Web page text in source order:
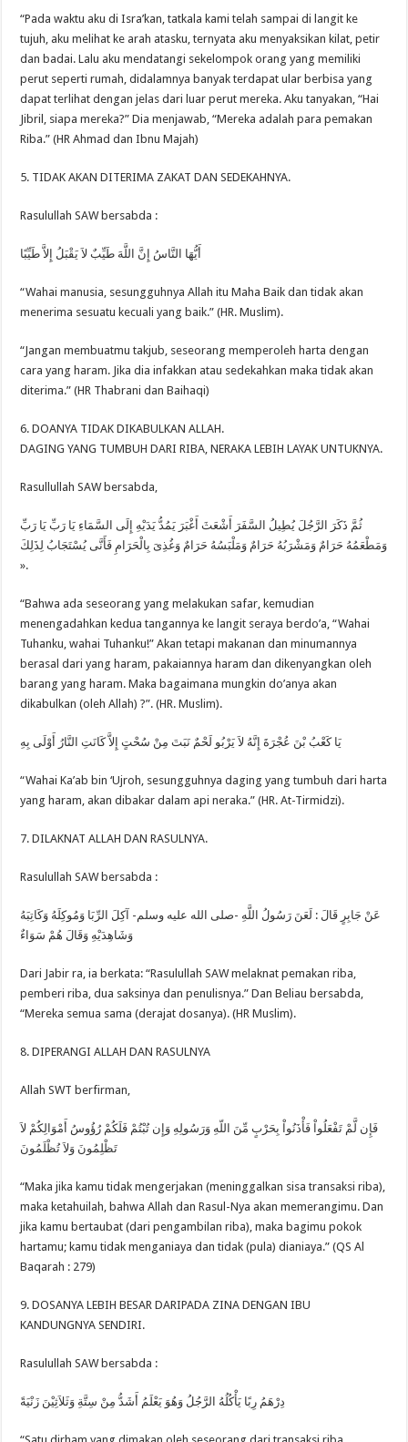
“Pada waktu aku di Isra’kan, tatkala kami telah sampai di langit ke
tujuh, aku melihat ke arah atasku, ternyata aku menyaksikan kilat, petir
dan badai. Lalu aku mendatangi sekelompok orang yang memiliki
perut seperti rumah, didalamnya banyak terdapat ular berbisa yang
dapat terlihat dengan jelas dari luar perut mereka. Aku tanyakan, “Hai
Jibril, siapa mereka?” Dia menjawab, “Mereka adalah para pemakan
Riba.” (HR Ahmad dan Ibnu Majah)
5. TIDAK AKAN DITERIMA ZAKAT DAN SEDEKAHNYA.
Rasulullah SAW bersabda :
أَيُّهَا النَّاسُ إِنَّ اللَّهَ طَيِّبٌ لاَ يَقْبَلُ إِلاَّ طَيِّبًا
“Wahai manusia, sesungguhnya Allah itu Maha Baik dan tidak akan
menerima sesuatu kecuali yang baik.” (HR. Muslim).
“Jangan membuatmu takjub, seseorang memperoleh harta dengan
cara yang haram. Jika dia infakkan atau sedekahkan maka tidak akan
diterima.” (HR Thabrani dan Baihaqi)
6. DOANYA TIDAK DIKABULKAN ALLAH.
DAGING YANG TUMBUH DARI RIBA, NERAKA LEBIH LAYAK UNTUKNYA.
Rasullullah SAW bersabda,
ثُمَّ ذَكَرَ الرَّجُلَ يُطِيلُ السَّفَرَ أَشْعَثَ أَغْبَرَ يَمُدُّ يَدَيْهِ إِلَى السَّمَاءِ يَا رَبِّ يَا رَبِّ
وَمَطْعَمُهُ حَرَامٌ وَمَشْرَبُهُ حَرَامٌ وَمَلْبَسُهُ حَرَامٌ وَغُذِىَ بِالْحَرَامِ فَأَنَّى يُسْتَجَابُ لِذَلِكَ
».
“Bahwa ada seseorang yang melakukan safar, kemudian
menengadahkan kedua tangannya ke langit seraya berdo’a, “Wahai
Tuhanku, wahai Tuhanku!” Akan tetapi makanan dan minumannya
berasal dari yang haram, pakaiannya haram dan dikenyangkan oleh
barang yang haram. Maka bagaimana mungkin do’anya akan
dikabulkan (oleh Allah) ?”. (HR. Muslim).
يَا كَعْبُ بْنَ عُجْرَةَ إِنَّهُ لاَ يَرْبُو لَحْمٌ نَبَتَ مِنْ سُحْتٍ إِلاَّ كَانَتِ النَّارُ أَوْلَى بِهِ
“Wahai Ka’ab bin ‘Ujroh, sesungguhnya daging yang tumbuh dari harta
yang haram, akan dibakar dalam api neraka.” (HR. At-Tirmidzi).
7. DILAKNAT ALLAH DAN RASULNYA.
Rasulullah SAW bersabda :
عَنْ جَابِرٍ قَالَ : لَعَنَ رَسُولُ اللَّهِ -صلى الله عليه وسلم- آكِلَ الرِّبَا وَمُوكِلَهُ وَكَاتِبَهُ
وَشَاهِدَيْهِ وَقَالَ هُمْ سَوَاءٌ
Dari Jabir ra, ia berkata: “Rasulullah SAW melaknat pemakan riba,
pemberi riba, dua saksinya dan penulisnya.” Dan Beliau bersabda,
“Mereka semua sama (derajat dosanya). (HR Muslim).
8. DIPERANGI ALLAH DAN RASULNYA
Allah SWT berfirman,
فَإِن لَّمْ تَفْعَلُواْ فَأْذَنُواْ بِحَرْبٍ مِّنَ اللّهِ وَرَسُولِهِ وَإِن تُبْتُمْ فَلَكُمْ رُؤُوسُ أَمْوَالِكُمْ لاَ
تَظْلِمُونَ وَلاَ تُظْلَمُونَ
“Maka jika kamu tidak mengerjakan (meninggalkan sisa transaksi riba),
maka ketahuilah, bahwa Allah dan Rasul-Nya akan memerangimu. Dan
jika kamu bertaubat (dari pengambilan riba), maka bagimu pokok
hartamu; kamu tidak menganiaya dan tidak (pula) dianiaya.” (QS Al
Baqarah : 279)
9. DOSANYA LEBIH BESAR DARIPADA ZINA DENGAN IBU
KANDUNGNYA SENDIRI.
Rasulullah SAW bersabda :
دِرْهَمُ رِبًا يَأْكُلُهُ الرَّجُلُ وَهُوَ يَعْلَمُ أَشَدُّ مِنْ سِتَّةِ وَثَلاَثِيْنَ زَنْيَةً